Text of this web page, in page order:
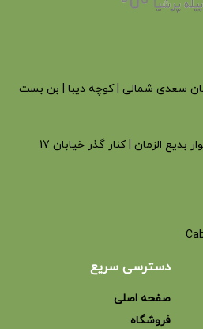
سعدی شمالی | کوچه دیبا | بن بست
همدان | بلوار بدیع الزمان | کنار گذر خیابان 17
دسترسی سریع
صفحه اصلی
فروشگاه